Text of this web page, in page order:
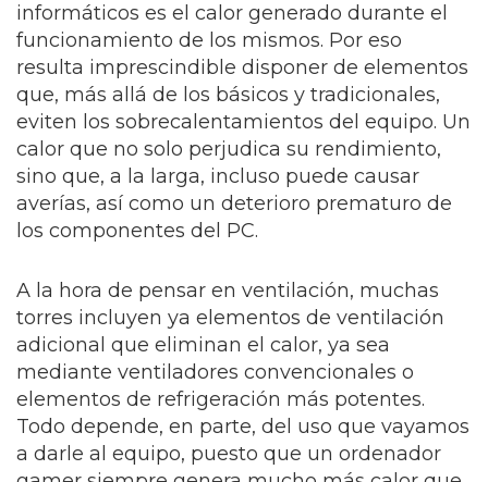
informáticos es el calor generado durante el
funcionamiento de los mismos. Por eso
resulta imprescindible disponer de elementos
que, más allá de los básicos y tradicionales,
eviten los sobrecalentamientos del equipo. Un
calor que no solo perjudica su rendimiento,
sino que, a la larga, incluso puede causar
averías, así como un deterioro prematuro de
los componentes del PC.
A la hora de pensar en ventilación, muchas
torres incluyen ya elementos de ventilación
adicional que eliminan el calor, ya sea
mediante ventiladores convencionales o
elementos de refrigeración más potentes.
Todo depende, en parte, del uso que vayamos
a darle al equipo, puesto que un ordenador